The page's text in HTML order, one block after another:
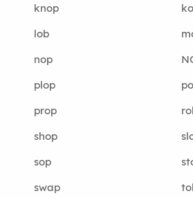
knop
lob
nop
plop
prop
shop
sop
swap